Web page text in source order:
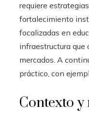
requiere
fortalecimiento
focalizadas en
infraestructura
mercados. A
práctico, con
Contexto